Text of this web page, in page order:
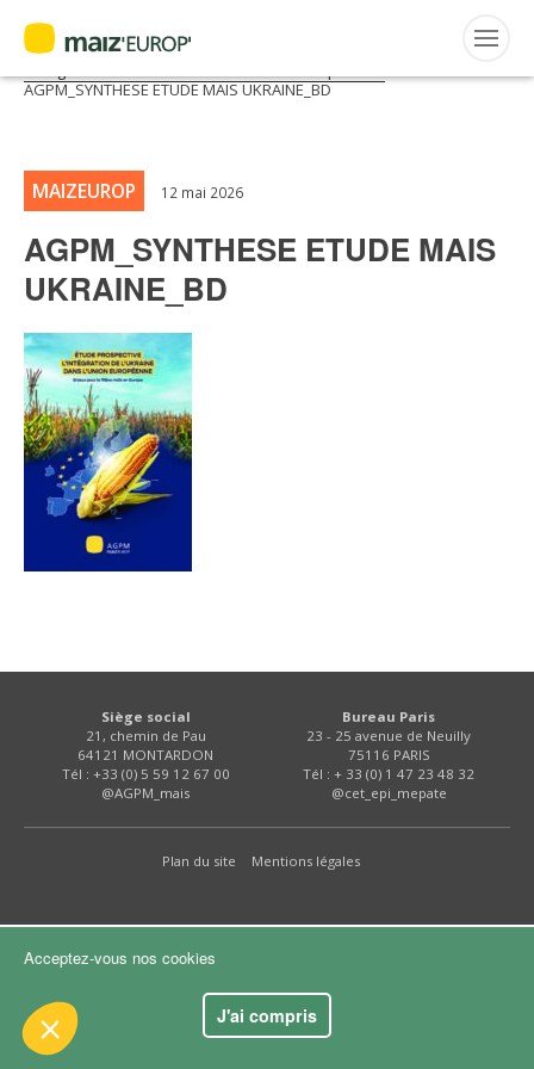
FRANÇAIS
AGPM
CERTIFICATION CE2+
AGPM MAÏS DOUX
AGPM MAÏS SEMENCE
GERM-SERVICES
ACTUALITÉS
Accueil >Maiz'Europ'>
AGPM_SYNTHESE ETUDE MAIS UKRAINE_BD
MAIZEUROP 12 mai 2026
AGPM_SYNTHESE ETUDE MAIS
UKRAINE_BD
Siège social
21, chemin de Pau
64121 MONTARDON
Tél : +33 (0) 5 59 12 67 00
@AGPM_mais
Bureau Paris
23 - 25 avenue de Neuilly
75116 PARIS
Tél : + 33 (0) 1 47 23 48 32
@cet_epi_mepate
Plan du site Mentions légales
Acceptez-vous nos cookies
J'ai compris
le contenu de ce site vous intéresse
on aimerait bien vous accompagner
:
certifiés par
Je choisis OK pour moi